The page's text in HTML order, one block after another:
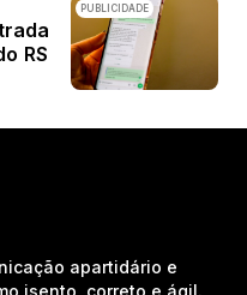
PUBLICIDADE
RS
apartidário e
isento, correto e ágil.